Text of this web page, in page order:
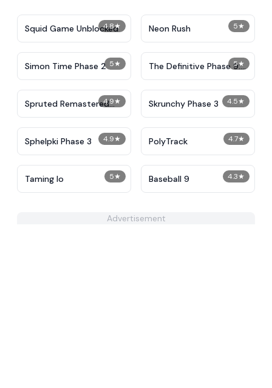
4.8★
Squid Game Unblocked 5★
Neon Rush
5★
Simon Time Phase 2 5★
The Definitive Phase 9:
Demolition
4.9★
Spruted Remastered
Alternative Phase 2
4.5★
Skrunchy Phase 3
4.9★
Sphelpki Phase 3 4.7★
PolyTrack
5★
Taming Io 4.3★
Baseball 9
Advertisement